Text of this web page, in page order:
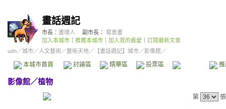
畫話週記
市長： 畫壞人 副市長： 寫意畫
加入本城市
推薦本城市 加入我的最愛
訂閱最新文章
udn／城市／人文藝術／藝術天地／ 【畫話週記】城市／影像館／
本城市首頁 討論區 精華區 投票區 影像館
影像館／植物
第